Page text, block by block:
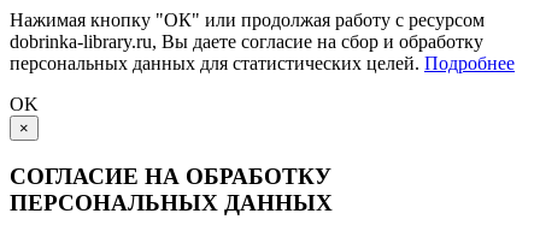
Нажимая кнопку "ОК" или продолжая работу с ресурсом
dobrinka-library.ru, Вы даете согласие на сбор и обработку
персональных данных для статистических целей. Подробнее
OK
×
СОГЛАСИЕ НА ОБРАБОТКУ
ПЕРСОНАЛЬНЫХ ДАННЫХ